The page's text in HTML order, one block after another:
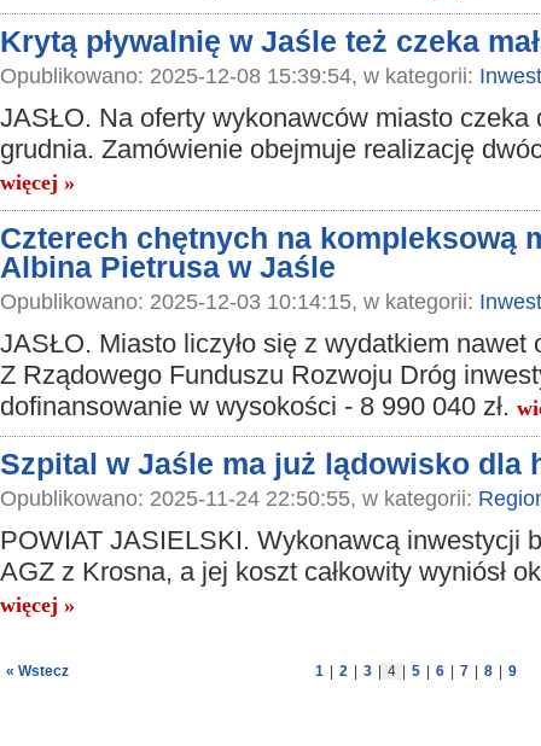
Krytą pływalnię w Jaśle też czeka
Opublikowano: 2025-12-08 15:39:54, w kategorii:
JASŁO. Na oferty wykonawców miasto czeka
grudnia. Zamówienie obejmuje realizację
więcej »
Czterech chętnych na kompleksową
Albina Pietrusa w Jaśle
Opublikowano: 2025-12-03 10:14:15, w kategorii:
JASŁO. Miasto liczyło się z wydatkiem nawet
Z Rządowego Funduszu Rozwoju Dróg
dofinansowanie w wysokości - 8 990 040 zł.
Szpital w Jaśle ma już lądowisko dla
Opublikowano: 2025-11-24 22:50:55, w kategorii:
POWIAT JASIELSKI. Wykonawcą inwestycji
AGZ z Krosna, a jej koszt całkowity wyniósł
więcej »
« Wstecz 1 2 3 4 5 6 7 8 9